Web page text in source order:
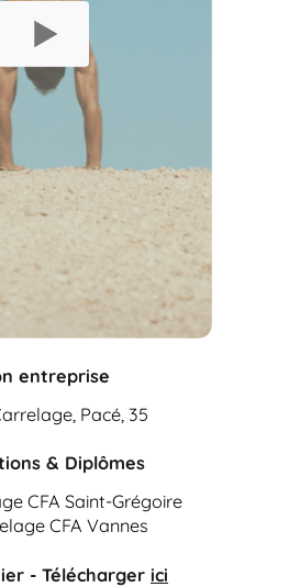
entreprise
Pacé, 35
& Diplômes
CFA Saint-Grégoire
CFA Vannes
- Télécharger ici